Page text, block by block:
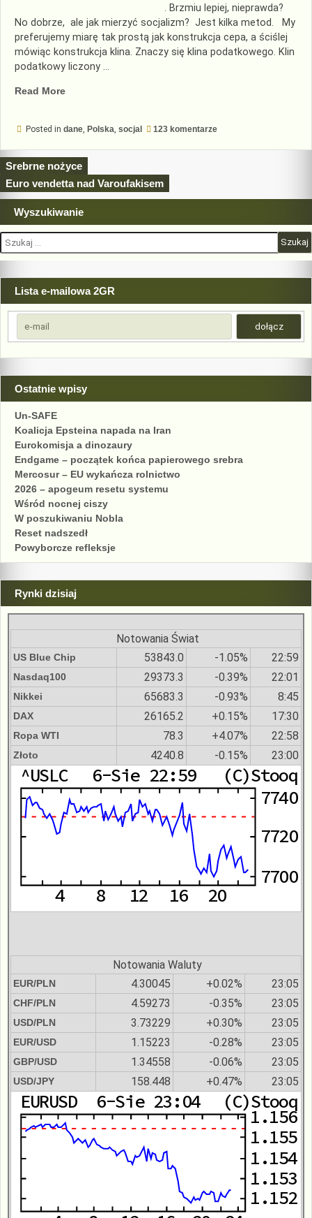
. Brzmiu lepiej, nieprawda?
No dobrze, ale jak mierzyć socjalizm? Jest kilka metod. My
preferujemy miarę tak prostą jak konstrukcja cepa, a ściślej
mówiąc konstrukcja klina. Znaczy się klina podatkowego. Klin
podatkowy liczony …
Read More„Klin
Posted in dane Polska socjal 123 komentarze
Nawigacja
wpisu
Srebrne nożyce
Euro vendetta nad Varoufakisem
Wyszukiwanie
Szukaj:
Lista e-mailowa 2GR
Ostatnie wpisy
Un-SAFE
Koalicja Epsteina napada na Iran
Eurokomisja a dinozaury
Endgame – początek końca papierowego srebra
Mercosur – EU wykańcza rolnictwo
2026 – apogeum resetu systemu
Wśród nocnej ciszy
W poszukiwaniu Nobla
Reset nadszedł
Powyborcze refleksje
Rynki dzisiaj
Notowania Świat
US Blue Chip 53843.0 -1.05% 22:59
Nasdaq100 29373.3 -0.39% 22:01
Nikkei 65683.3 -0.93% 8:45
DAX 26165.2 +0.15% 17:30
Ropa WTI 78.3 +4.07% 22:58
Złoto 4240.8 -0.15% 23:00
Notowania Waluty
EUR/PLN 4.30045 +0.02% 23:05
CHF/PLN 4.59273 -0.35% 23:05
USD/PLN 3.73229 +0.30% 23:05
EUR/USD 1.15223 -0.28% 23:05
GBP/USD 1.34558 -0.06% 23:05
USD/JPY 158.448 +0.47% 23:05